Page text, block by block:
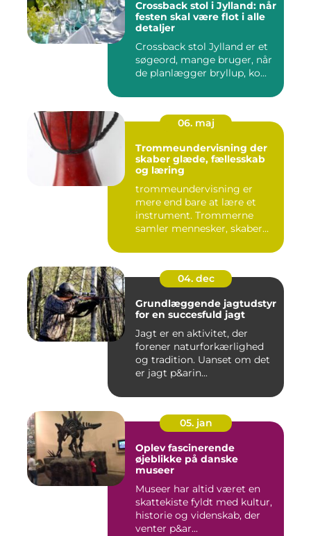
Crossback stol i Jylland: når
festen skal være flot i alle
detaljer
Crossback stol Jylland er et
søgeord, mange bruger, når
de planlægger bryllup, ko...
06. maj
Trommeundervisning der
skaber glæde, fællesskab
og læring
trommeundervisning er
mere end bare at lære et
instrument. Trommerne
samler mennesker, skaber
04. dec
Grundlæggende jagtudstyr
for en succesfuld jagt
Jagt er en aktivitet, der
forener naturforkærlighed
og tradition. Uanset om det
er jagt p&arin...
05. jan
Oplev fascinerende
øjeblikke på danske
museer
Museer har altid været en
skattekiste fyldt med kultur,
historie og videnskab, der
venter p&ar...